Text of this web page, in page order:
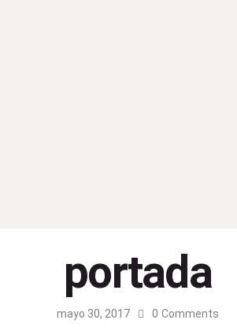
portada
mayo 30, 2017 0 Comments